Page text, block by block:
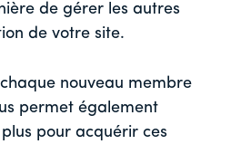
de gérer les autres
de votre site.
nouveau membre
permet également
pour acquérir ces